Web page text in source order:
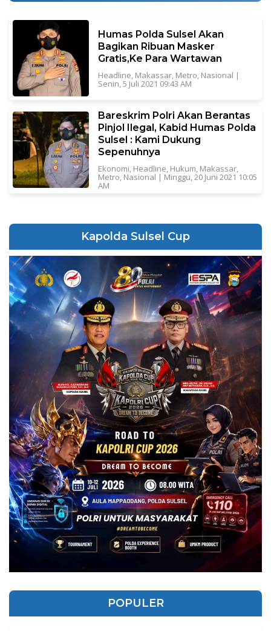
Humas Polda Sulsel Akan
Bagikan Ribuan Masker
Gratis,Ke Para Wartawan
Headline, Makassar, Metro, Nasional |
Senin, 5 Juli 2021 09:43 AM
Bareskrim Polri Akan Berantas
Pinjol Ilegal, Kabid Humas Polda
Sulsel : Kami Dukung
Sepenuhnya
Ekonomi, Headline, Hukum, Makassar,
Metro, Nasional | Minggu, 20 Juni 2021 10:05
AM
Kapolda Sulsel Cup
POPULER